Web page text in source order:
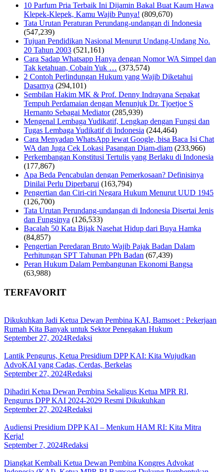
10 Parfum Pria Terbaik Ini Dijamin Bakal Buat Kaum Hawa
Klepek-Klepek, Kamu Wajib Punya! (809,670)
Tata Urutan Peraturan Perundang-undangan di Indonesia
(547,239)
Tujuan Pendidikan Nasional Menurut Undang-Undang No.
20 Tahun 2003 (521,161)
Cara Sadap Whatsapp Hanya dengan Nomor WA Simpel dan
Tak ketahuan, Cobain Yuk … (373,574)
2 Contoh Perlindungan Hukum yang Wajib Diketahui
Dasarnya (294,101)
Sembilan Hakim MK & Prof. Denny Indrayana Sepakat
Tempuh Perdamaian dengan Menunjuk Dr. Tjoetjoe S
Hernanto Sebagai Mediator (285,939)
Mengenal Lembaga Yudikatif, Lengkap dengan Fungsi dan
Tugas Lembaga Yudikatif di Indonesia (244,464)
Cara Menyadap WhatsApp lewat Google, bisa Baca Isi Chat
WA dan Juga Cek Lokasi Pasangan Diam-diam (233,966)
Perkembangan Konstitusi Tertulis yang Berlaku di Indonesia
(177,867)
Apa Beda Pencabulan dengan Pemerkosaan? Definisinya
Dinilai Perlu Diperbarui (163,794)
Pengertian dan Ciri-ciri Negara Hukum Menurut UUD 1945
(126,700)
Tata Urutan Perundang-undangan di Indonesia Disertai Jenis
dan Fungsinya (126,533)
Bacalah 50 Kata Bijak Nasehat Hidup dari Buya Hamka
(84,857)
Pengertian Peredaran Bruto Wajib Pajak Badan Dalam
Perhitungan SPT Tahunan PPh Badan (67,439)
Peran Hukum Dalam Pembangunan Ekonomi Bangsa
(63,988)
TERFAVORIT
Dikukuhkan Jadi Ketua Dewan Pembina KAI, Bamsoet : Pekerjaan
Rumah Kita Banyak untuk Sektor Penegakan Hukum
September 27, 2024Redaksi
Lantik Pengurus, Ketua Presidium DPP KAI: Kita Wujudkan
AdvoKAI yang Cadas, Cerdas, Berkelas
September 27, 2024Redaksi
Dihadiri Ketua Dewan Pembina Sekaligus Ketua MPR RI,
Pengurus DPP KAI 2024-2029 Resmi Dikukuhkan
September 27, 2024Redaksi
Audiensi Presidium DPP KAI – Menkum HAM RI: Kita Mitra
Kerja!
September 7, 2024Redaksi
Diangkat Kembali Ketua Dewan Pembina Kongres Advokat